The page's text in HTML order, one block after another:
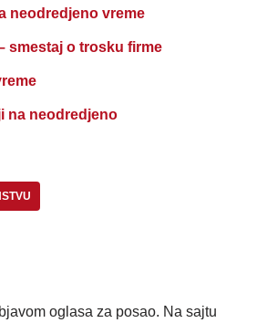
neodredjeno vreme
smestaj o trosku firme
na neodredjeno
oglasa za posao. Na sajtu